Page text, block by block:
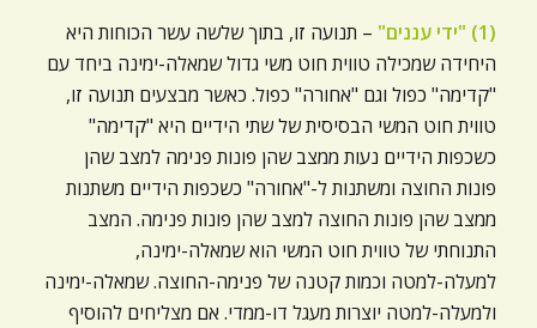
(1) "ידי עננים"
– תנועה זו, בתוך שלשה עשר הכוחות היא
היחידה שמכילה טווית חוט משי גדול שמאלה-ימינה ביחד עם
"קדימה" כפול וגם "אחורה" כפול. כאשר מבצעים תנועה זו,
טווית חוט המשי הבסיסית של שתי הידיים היא "קדימה"
כשכפות הידיים נעות ממצב שהן פונות פנימה למצב שהן
פונות החוצה ומשתנות ל-"אחורה" כשכפות הידיים משתנות
ממצב שהן פונות החוצה למצב שהן פונות פנימה. המצב
התנוחתי של טווית חוט המשי הוא שמאלה-ימינה,
למעלה-למטה וכמות קטנה של פנימה-החוצה. שמאלה-ימינה
ולמעלה-למטה יוצרות מעגל דו-ממדי. אם מצליחים להוסיף